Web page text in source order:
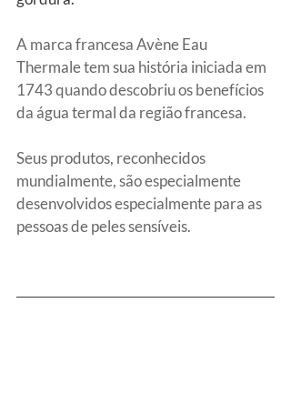
A marca francesa Avène Eau
Thermale tem sua história iniciada em
1743 quando descobriu os benefícios
da água termal da região francesa.
Seus produtos, reconhecidos
mundialmente, são especialmente
desenvolvidos especialmente para as
pessoas de peles sensíveis.